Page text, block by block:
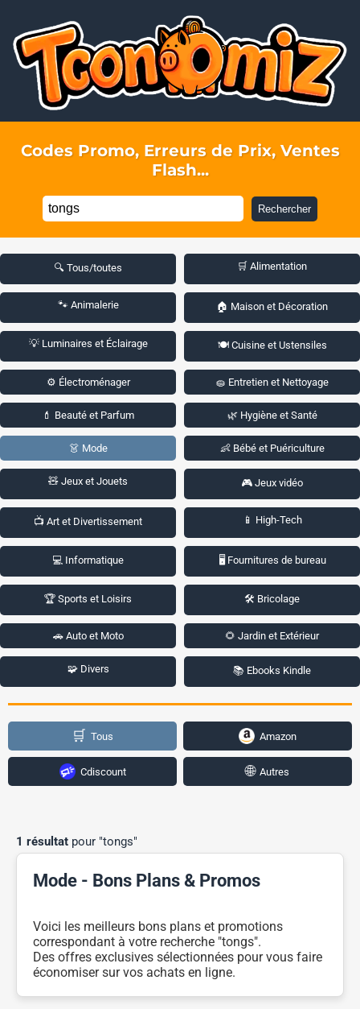
Codes Promo, Erreurs de Prix, Ventes
Flash...
Rechercher
🔍 Tous/toutes 🛒 Alimentation
🐾 Animalerie 🏠 Maison et Décoration
💡 Luminaires et Éclairage 🍽️ Cuisine et Ustensiles
⚙️ Électroménager 🧽 Entretien et Nettoyage
💄 Beauté et Parfum 🌿 Hygiène et Santé
👗 Mode 👶 Bébé et Puériculture
🧸 Jeux et Jouets 🎮 Jeux vidéo
📺 Art et Divertissement 📱 High-Tech
💻 Informatique 🖥️ Fournitures de bureau
🏆 Sports et Loisirs 🛠️ Bricolage
🚗 Auto et Moto 🌻 Jardin et Extérieur
🧩 Divers 📚 Ebooks Kindle
🛒 Tous Amazon
Cdiscount 🌐 Autres
1 résultat pour "tongs"
Mode - Bons Plans & Promos
Voici les meilleurs bons plans et promotions
correspondant à votre recherche "tongs".
Des offres exclusives sélectionnées pour vous faire
économiser sur vos achats en ligne.